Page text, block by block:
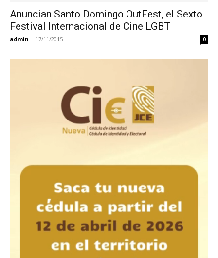
Anuncian Santo Domingo OutFest, el Sexto
Festival Internacional de Cine LGBT
admin - 17/11/2015 0